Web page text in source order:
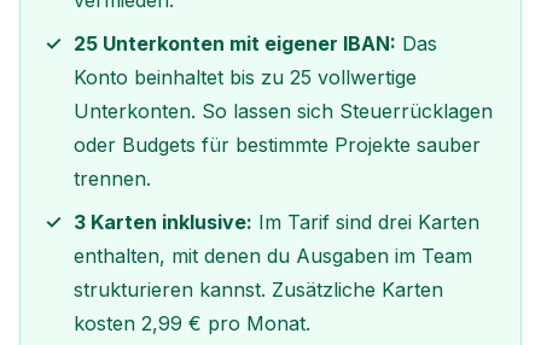
25 Unterkonten mit eigener IBAN: Das
Konto beinhaltet bis zu 25 vollwertige
Unterkonten. So lassen sich Steuerrücklagen
oder Budgets für bestimmte Projekte sauber
trennen.
3 Karten inklusive: Im Tarif sind drei Karten
enthalten, mit denen du Ausgaben im Team
strukturieren kannst. Zusätzliche Karten
kosten 2,99 € pro Monat.